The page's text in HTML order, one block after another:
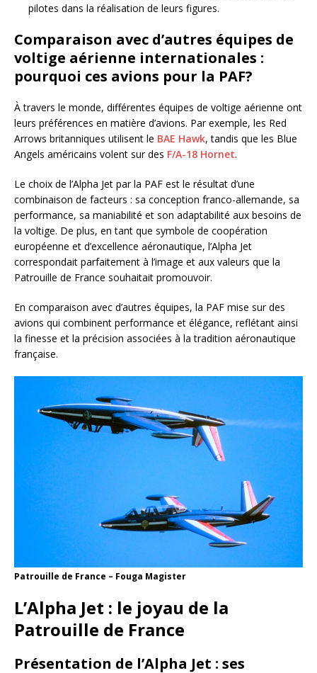
pilotes dans la réalisation de leurs figures.
Comparaison avec d’autres équipes de
voltige aérienne internationales :
pourquoi ces avions pour la PAF?
À travers le monde, différentes équipes de voltige aérienne ont
leurs préférences en matière d’avions. Par exemple, les Red
Arrows britanniques utilisent le BAE Hawk, tandis que les Blue
Angels américains volent sur des F/A-18 Hornet.
Le choix de l’Alpha Jet par la PAF est le résultat d’une
combinaison de facteurs : sa conception franco-allemande, sa
performance, sa maniabilité et son adaptabilité aux besoins de
la voltige. De plus, en tant que symbole de coopération
européenne et d’excellence aéronautique, l’Alpha Jet
correspondait parfaitement à l’image et aux valeurs que la
Patrouille de France souhaitait promouvoir.
En comparaison avec d’autres équipes, la PAF mise sur des
avions qui combinent performance et élégance, reflétant ainsi
la finesse et la précision associées à la tradition aéronautique
française.
Patrouille de France – Fouga Magister
L’Alpha Jet : le joyau de la
Patrouille de France
Présentation de l’Alpha Jet : ses